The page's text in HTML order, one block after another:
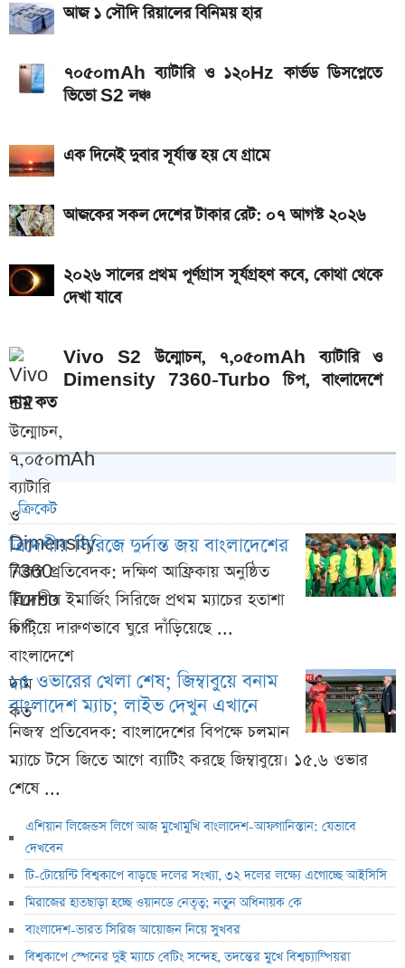
সরকারি চাকরিজীবীরা
এসএসসি ফল প্রকাশের চূড়ান্ত তারিখ ঘোষণা
আজ ১ সৌদি রিয়ালের বিনিময় হার
৭০৫০mAh ব্যাটারি ও ১২০Hz কার্ভড ডিসপ্লেতে
ভিভো S2 লঞ্চ
এক দিনেই দুবার সূর্যাস্ত হয় যে গ্রামে
আজকের সকল দেশের টাকার রেট: ০৭ আগস্ট ২০২৬
২০২৬ সালের প্রথম পূর্ণগ্রাস সূর্যগ্রহণ কবে, কোথা থেকে
দেখা যাবে
Vivo S2 উন্মোচন, ৭,০৫০mAh ব্যাটারি ও
Dimensity 7360-Turbo চিপ, বাংলাদেশে
দাম কত
ক্রিকেট
ত্রিদেশীয় সিরিজে দুর্দান্ত জয় বাংলাদেশের
নিজস্ব প্রতিবেদক: দক্ষিণ আফ্রিকায় অনুষ্ঠিত
ত্রিদেশীয় ইমার্জিং সিরিজে প্রথম ম্যাচের হতাশা
কাটিয়ে দারুণভাবে ঘুরে দাঁড়িয়েছে ...
১৫ ওভারের খেলা শেষ; জিম্বাবুয়ে বনাম
বাংলাদেশ ম্যাচ; লাইভ দেখুন এখানে
নিজস্ব প্রতিবেদক: বাংলাদেশের বিপক্ষে চলমান
ম্যাচে টসে জিতে আগে ব্যাটিং করছে জিম্বাবুয়ে। ১৫.৬ ওভার
শেষে ...
এশিয়ান লিজেন্ডস লিগে আজ মুখোমুখি বাংলাদেশ-আফগানিস্তান: যেভাবে
দেখবেন
টি-টোয়েন্টি বিশ্বকাপে বাড়ছে দলের সংখ্যা, ৩২ দলের লক্ষ্যে এগোচ্ছে আইসিসি
মিরাজের হাতছাড়া হচ্ছে ওয়ানডে নেতৃত্ব; নতুন অধিনায়ক কে
বাংলাদেশ-ভারত সিরিজ আয়োজন নিয়ে সুখবর
বিশ্বকাপে স্পেনের দুই ম্যাচে বেটিং সন্দেহ, তদন্তের মুখে বিশ্বচ্যাম্পিয়রা